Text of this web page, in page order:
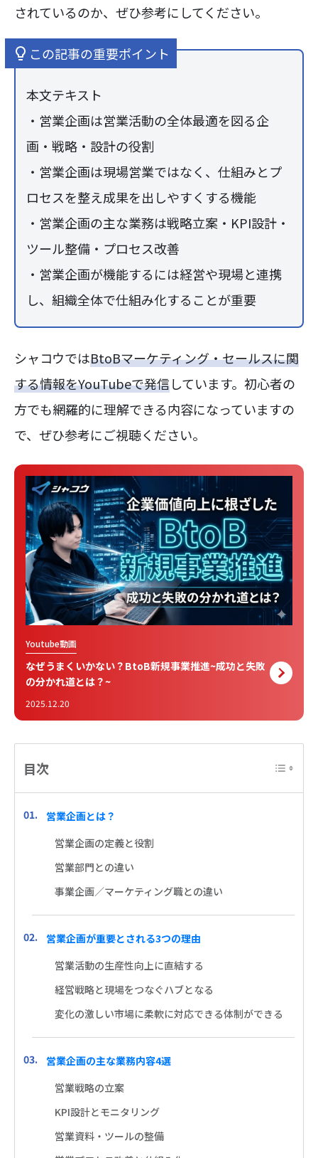
されているのか、ぜひ参考にしてください。
この記事の重要ポイント
本文テキスト
・営業企画は営業活動の全体最適を図る企
画・戦略・設計の役割
・営業企画は現場営業ではなく、仕組みとプ
ロセスを整え成果を出しやすくする機能
・営業企画の主な業務は戦略立案・KPI設計・
ツール整備・プロセス改善
・営業企画が機能するには経営や現場と連携
し、組織全体で仕組み化することが重要
シャコウではBtoBマーケティング・セールスに関
する情報をYouTubeで発信しています。初心者の
方でも網羅的に理解できる内容になっていますの
で、ぜひ参考にご視聴ください。
Youtube動画
なぜうまくいかない？BtoB新規事業推進~成功と失敗
の分かれ道とは？~
2025.12.20
目次
営業企画とは？
営業企画の定義と役割
営業部門との違い
事業企画／マーケティング職との違い
営業企画が重要とされる3つの理由
営業活動の生産性向上に直結する
経営戦略と現場をつなぐハブとなる
変化の激しい市場に柔軟に対応できる体制ができる
営業企画の主な業務内容4選
営業戦略の立案
KPI設計とモニタリング
営業資料・ツールの整備